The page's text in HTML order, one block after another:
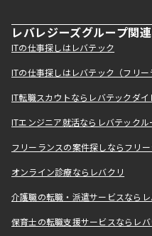
レバレジーズグループ関
ITの仕事探しはレバテック
ITの仕事探しはレバテック（フリー
IT転職スカウトならレバテックダイ
ITエンジニア就活ならレバテックル
フリーランスの案件探しならフリ
オンライン診療ならレバクリ
介護職の転職・派遣サービスなら
保育士の転職支援サービスならレ